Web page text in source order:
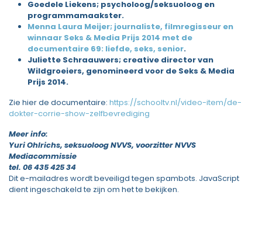
Goedele Liekens; psycholoog/seksuoloog en
programmamaakster.
Menna Laura Meijer; journaliste, filmregisseur en
winnaar Seks & Media Prijs 2014 met de
documentaire 69: liefde, seks, senior.
Juliette Schraauwers; creative director van
Wildgroeiers, genomineerd voor de Seks & Media
Prijs 2014.
Zie hier de documentaire: https://schooltv.nl/video-item/de-
dokter-corrie-show-zelfbevrediging
Meer info:
Yuri Ohlrichs, seksuoloog NVVS, voorzitter NVVS
Mediacommissie
tel. 06 435 425 34
Dit e-mailadres wordt beveiligd tegen spambots. JavaScript
dient ingeschakeld te zijn om het te bekijken.